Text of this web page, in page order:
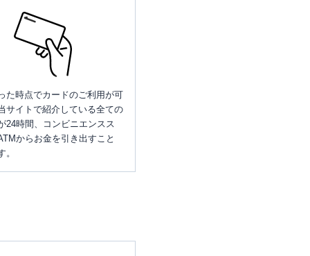
た時点でカードのご利用が可
サイトで紹介している全ての
24時間、コンビニエンスス
からお金を引き出すこと
。